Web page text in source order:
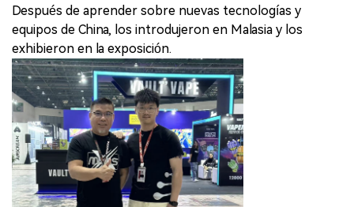
Después de aprender sobre nuevas tecnologías y
equipos de China, los introdujeron en Malasia y los
exhibieron en la exposición.